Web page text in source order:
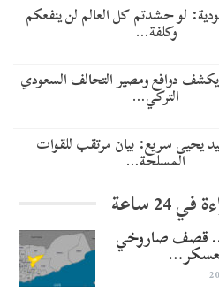
لو حشدتم كل العالم لن ينفعكم
وكلفة…
دوافع ومصير التحالف السعودي
التركي…
يحيى سريع: بيان مرتقب للقوات
المسلحة…
24 ساعة
قصف صاروخي